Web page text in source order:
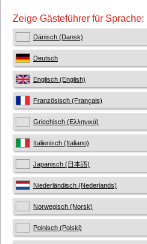
Zeige Gästeführer für Sprache:
Dänisch (Dansk)
Deutsch
Englisch (English)
Französisch (Français)
Griechisch (Ελληνικά)
Italienisch (Italiano)
Japanisch (日本語)
Niederländisch (Nederlands)
Norwegisch (Norsk)
Polnisch (Polski)